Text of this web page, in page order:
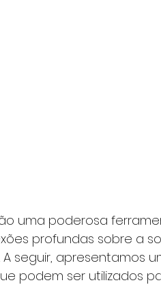
uma poderosa
profundas sobre a
A seguir, apresentamos
podem ser utilizados